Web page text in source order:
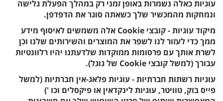
עוגיות כאלה נשמרות באופן זמני רק במהלך הפעלת גלישה
ונמחקות מהמכשיר שלך כשאתה סוגר את הדפדפן.
מיקוד עוגיות - קובצי Cookie אלה משמשים לאיסוף מידע
ממך כדי לעזור לנו לשפר את המוצרים והשירותים שלנו וכן
לשרת אותך עם פרסומות ממוקדות שלדעתנו יהיו רלוונטיות
עבורך (למשל קובצי Cookie של גוגל).
עוגיות רשתות חברתיות - עוגיות פלאג-אין חברתיות (למשל
פייס בוק, טוויטר, עוגיות לינקדאין או פיקסלים וכו ')